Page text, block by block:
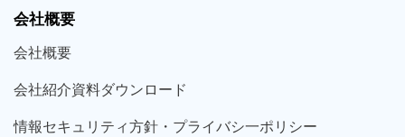
会社概要
会社概要
会社紹介資料ダウンロード
情報セキュリティ方針・プライバシ一ポリシー